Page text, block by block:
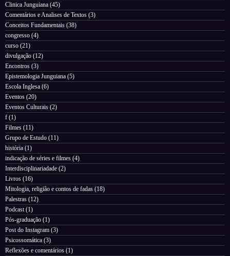
Clinica Junguiana (45)
Comentários e Analises de Textos (3)
Conceitos Fundamentais (38)
congresso (4)
curso (21)
divulgação (12)
Encontros (3)
Epistemologia Junguiana (5)
Escola Inglesa (6)
Eventos (20)
Eventos Culturais (2)
f (1)
Filmes (11)
Grupo de Estudo (11)
história (1)
indicação de séries e filmes (4)
Interdisciplinariadade (2)
Livros (16)
Mitologia, religião e contos de fadas (18)
Palestras (12)
Podcast (1)
Pós-graduação (1)
Post do Instagram (3)
Psicossomática (3)
Reflexões e comentários (1)